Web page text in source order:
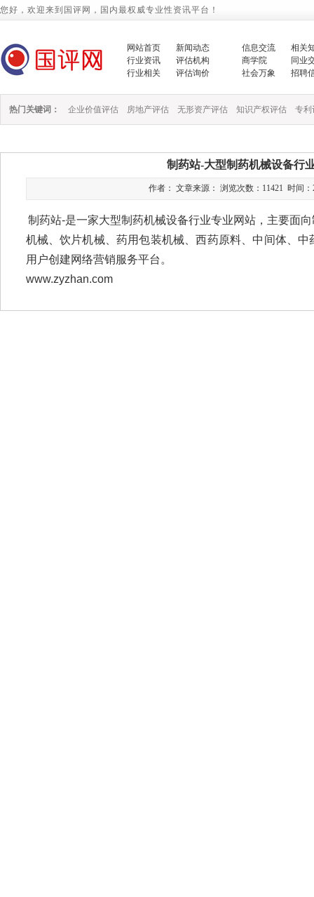
您好，欢迎来到国评网，国内最权威专业性资讯平台！
网站首页
新闻动态
行业资讯
评估机构
行业相关
评估询价
信息交流
相关
商学院
同业
社会万象
招聘
热门关键词： 企业价值评估 房地产评估 无形资产评估 知识产权评估 专利
制药站-大型制药机械设备行
作者： 文章来源： 浏览次数：11421 时间：
制药站-是一家大型制药机械设备行业专业网站，主要面
机械、饮片机械、药用包装机械、西药原料、中间体、
用户创建网络营销服务平台。
www.zyzhan.com